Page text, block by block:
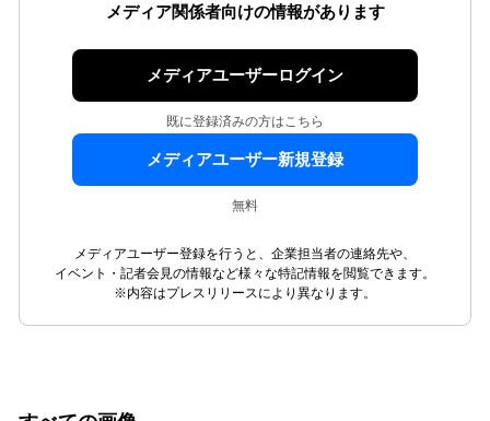
メディア関係者向けの情報があります
メディアユーザーログイン
既に登録済みの方はこちら
メディアユーザー新規登録
無料
メディアユーザー登録を行うと、企業担当者の連絡先や、
イベント・記者会見の情報など様々な特記情報を閲覧できます。
※内容はプレスリリースにより異なります。